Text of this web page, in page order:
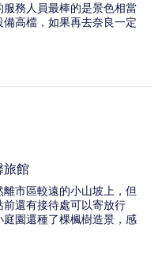
務人員最棒的是景色相當
高檔，如果再去奈良一定
旅館
市區較遠的小山坡上，但
還有接待處可以寄放行
園還種了棵楓樹造景，感